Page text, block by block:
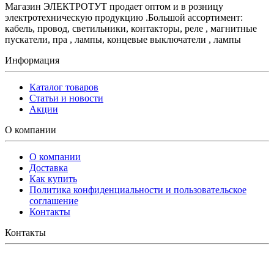
Магазин ЭЛЕКТРОТУТ продает оптом и в розницу
электротехническую продукцию .Большой ассортимент:
кабель, провод, светильники, контакторы, реле , магнитные
пускатели, пра , лампы, концевые выключатели , лампы
Информация
Каталог товаров
Статьи и новости
Акции
О компании
О компании
Доставка
Как купить
Политика конфиденциальности и пользовательское
соглашение
Контакты
Контакты